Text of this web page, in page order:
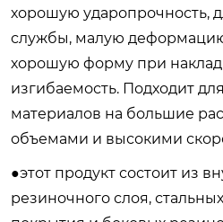
хорошую ударопрочность,
службы, малую
хорошую форму при
изгибаемость. Подходит
материалов на большие
объемами и высокими
●этот продукт состоит из
резиночного слоя,